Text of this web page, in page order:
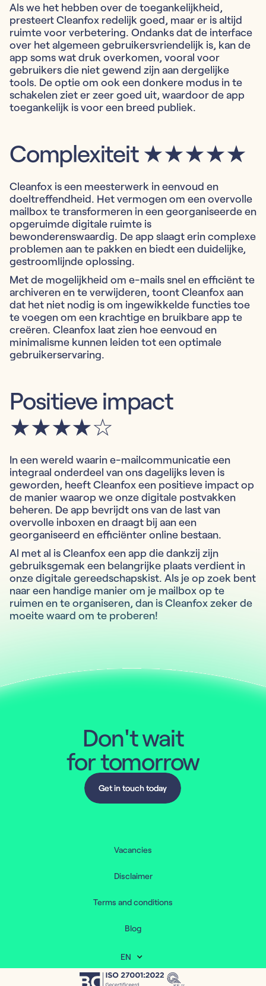
Als we het hebben over de toegankelijkheid,
presteert Cleanfox redelijk goed, maar er is altijd
ruimte voor verbetering. Ondanks dat de interface
over het algemeen gebruikersvriendelijk is, kan de
app soms wat druk overkomen, vooral voor
gebruikers die niet gewend zijn aan dergelijke
tools. De optie om ook een donkere modus in te
schakelen ziet er zeer goed uit, waardoor de app
toegankelijk is voor een breed publiek.
Complexiteit ★★★★★
Cleanfox is een meesterwerk in eenvoud en
doeltreffendheid. Het vermogen om een overvolle
mailbox te transformeren in een georganiseerde en
opgeruimde digitale ruimte is
bewonderenswaardig. De app slaagt erin complexe
problemen aan te pakken en biedt een duidelijke,
gestroomlijnde oplossing.
Met de mogelijkheid om e-mails snel en efficiënt te
archiveren en te verwijderen, toont Cleanfox aan
dat het niet nodig is om ingewikkelde functies toe
te voegen om een krachtige en bruikbare app te
creëren. Cleanfox laat zien hoe eenvoud en
minimalisme kunnen leiden tot een optimale
gebruikerservaring.
Positieve impact
★★★★☆
In een wereld waarin e-mailcommunicatie een
integraal onderdeel van ons dagelijks leven is
geworden, heeft Cleanfox een positieve impact op
de manier waarop we onze digitale postvakken
beheren. De app bevrijdt ons van de last van
overvolle inboxen en draagt bij aan een
georganiseerd en efficiënter online bestaan.
Al met al is Cleanfox een app die dankzij zijn
gebruiksgemak een belangrijke plaats verdient in
onze digitale gereedschapskist. Als je op zoek bent
naar een handige manier om je mailbox op te
ruimen en te organiseren, dan is Cleanfox zeker de
moeite waard om te proberen!
Don't wait
for tomorrow
Get in touch today
Get in touch today
Vacancies
Disclaimer
Terms and conditions
Blog
EN